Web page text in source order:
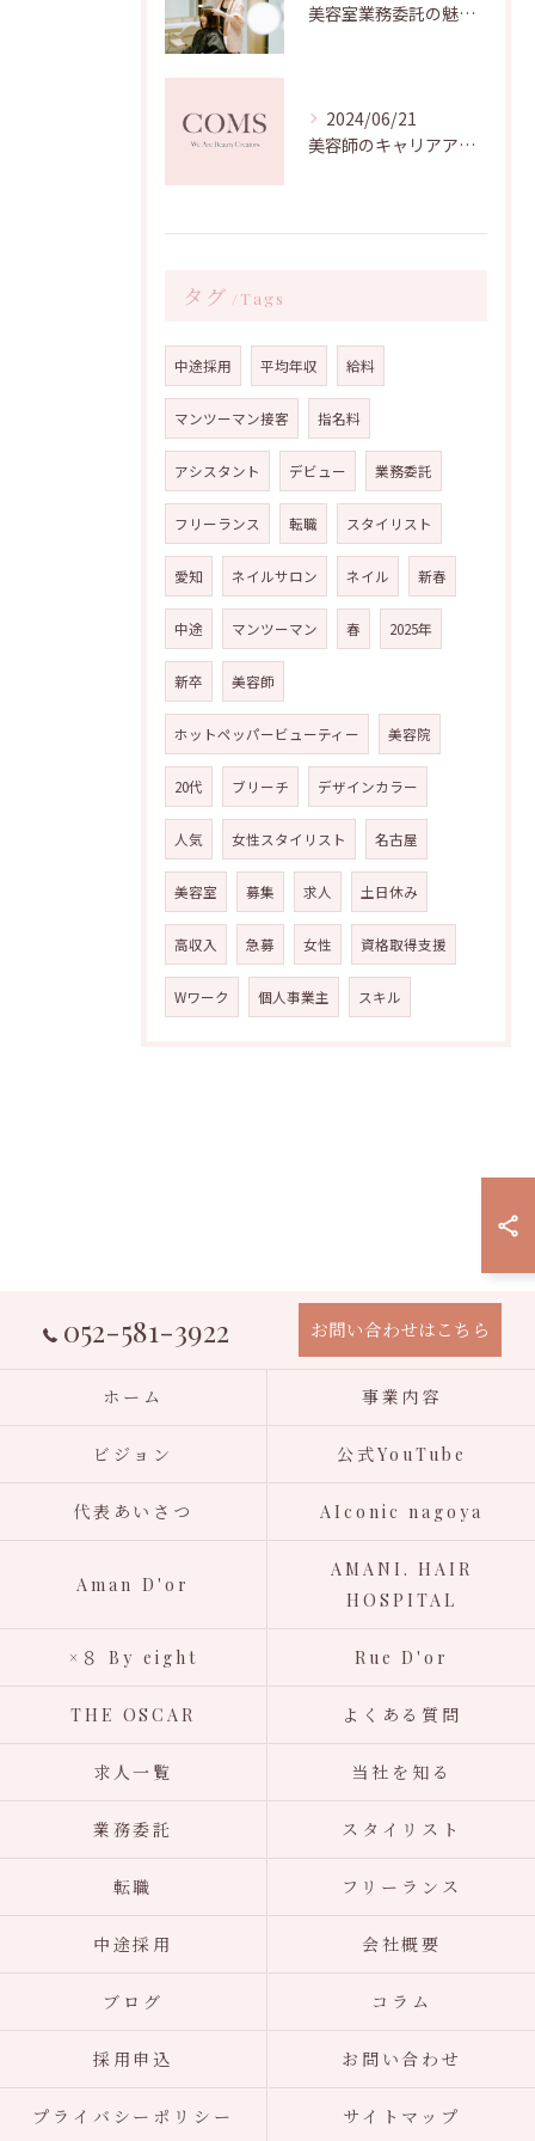
美容室業務委託の魅力と成功の秘訣：自由な働き方を実現する
2024/06/21
美容師のキャリアアップの可能性とは？幅広い活躍の場を得る方法
タグ Tags
中途採用 平均年収 給料
マンツーマン接客 指名料
アシスタント デビュー 業務委託
フリーランス 転職 スタイリスト
愛知 ネイルサロン ネイル 新春
中途 マンツーマン 春 2025年
新卒 美容師
ホットペッパービューティー 美容院
20代 ブリーチ デザインカラー
人気 女性スタイリスト 名古屋
美容室 募集 求人 土日休み
高収入 急募 女性 資格取得支援
Wワーク 個人事業主 スキル
052-581-3922 お問い合わせはこちら
ホーム 事業内容
ビジョン 公式YouTube
代表あいさつ AIconic nagoya
Aman D'or
AMANI. HAIR
HOSPITAL
×８ By eight Rue D'or
THE OSCAR よくある質問
求人一覧 当社を知る
業務委託 スタイリスト
転職 フリーランス
中途採用 会社概要
ブログ コラム
採用申込 お問い合わせ
プライバシーポリシー サイトマップ